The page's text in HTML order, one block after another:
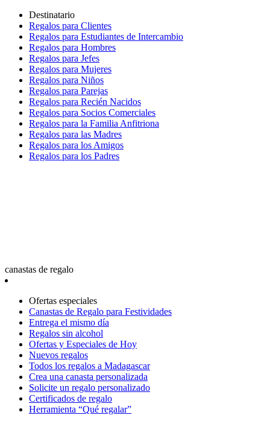
Destinatario
Regalos para Clientes
Regalos para Estudiantes de Intercambio
Regalos para Hombres
Regalos para Jefes
Regalos para Mujeres
Regalos para Niños
Regalos para Parejas
Regalos para Recién Nacidos
Regalos para Socios Comerciales
Regalos para la Familia Anfitriona
Regalos para las Madres
Regalos para los Amigos
Regalos para los Padres
canastas de regalo
Ofertas especiales
Canastas de Regalo para Festividades
Entrega el mismo día
Regalos sin alcohol
Ofertas y Especiales de Hoy
Nuevos regalos
Todos los regalos a Madagascar
Crea una canasta personalizada
Solicite un regalo personalizado
Certificados de regalo
Herramienta “Qué regalar”